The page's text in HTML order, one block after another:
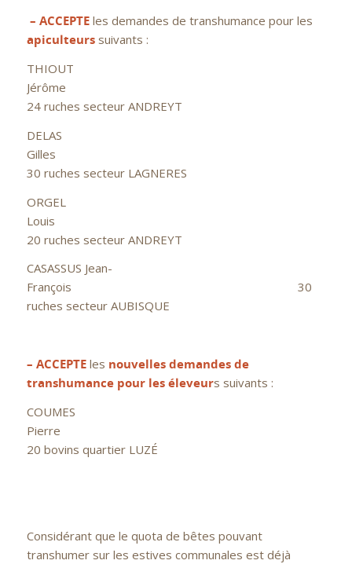
– ACCEPTEles demandes de transhumance pour les
apiculteurssuivants :
THIOUT
Jérôme
24 ruches secteur ANDREYT
DELAS
Gilles
30 ruches secteur LAGNERES
ORGEL
Louis
20 ruches secteur ANDREYT
CASASSUS Jean-
François 30
ruches secteur AUBISQUE
– ACCEPTE les nouvelles demandes de
transhumance pour les éleveurs suivants :
COUMES
20 bovins quartier LUZÉ
Considérant que le quota de bêtes pouvant
transhumer sur les estives communales est déjà